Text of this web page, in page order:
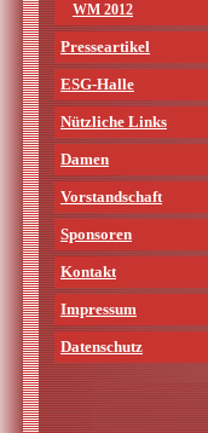
WM 2012
Presseartikel
ESG-Halle
Nützliche Links
Damen
Vorstandschaft
Sponsoren
Kontakt
Impressum
Datenschutz